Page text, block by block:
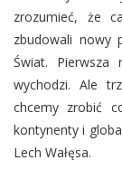
zrozumieć, że
zbudowali nowy
Świat.
wychodzi. Ale
chcemy zrobić
kontynenty i
Lech Wałęsa.